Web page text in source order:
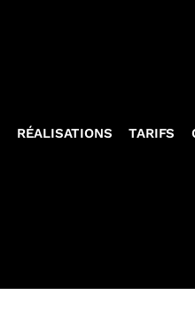
RÉALISATIONS TARIFS